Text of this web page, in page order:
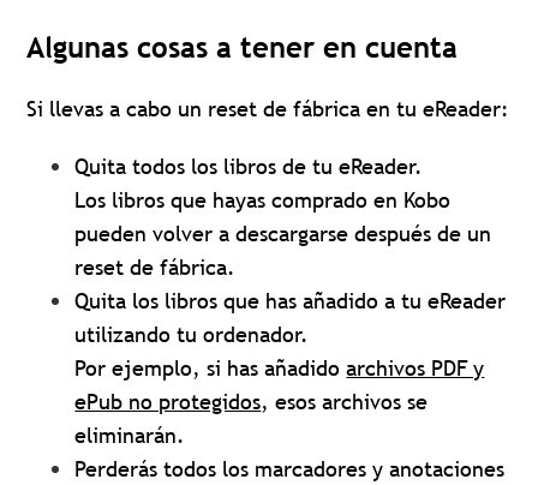
Algunas cosas a tener en cuenta
Si llevas a cabo un reset de fábrica en tu eReader:
Quita todos los libros de tu eReader.
Los libros que hayas comprado en Kobo
pueden volver a descargarse después de un
reset de fábrica.
Quita los libros que has añadido a tu eReader
utilizando tu ordenador.
Por ejemplo, si has añadidoarchivos PDF y
ePub no protegidos, esos archivos se
eliminarán.
Perderás todos los marcadores y anotaciones